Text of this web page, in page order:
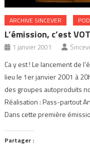
ARCHIVE SINCEVER
L’émission, c’est
1 janvier 2001
Ca y est ! Le lancement de
lieu le 1er janvier 2001 à
des groupes autoproduits
Réalisation : Pass-partout
Dans cette première
Partager :